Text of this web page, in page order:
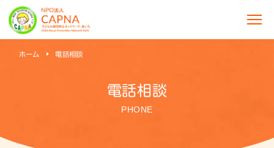
電話相談
PHONE
ホーム 電話相談